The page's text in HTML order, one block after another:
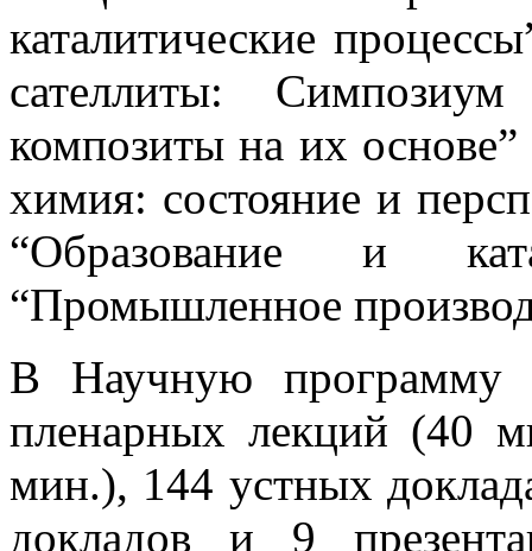
каталитические
сателлиты:
композиты на их
химия: состояние и
“Образование и
“Промышленное
В Научную программу
пленарных лекций (40
мин.), 144 устных
докладов и 9